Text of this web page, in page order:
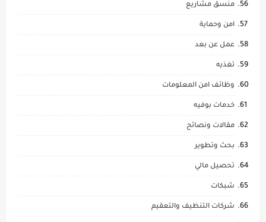
منسق مشاريع
امن وحماية
عمل عن بعد
تغذيه
وظائف امن المعلومات
خدمات بوفيه
مقالات ونصائح
بحث وتطوير
تحصيل مالي
شبكات
شركات التنظيف والتعقيم